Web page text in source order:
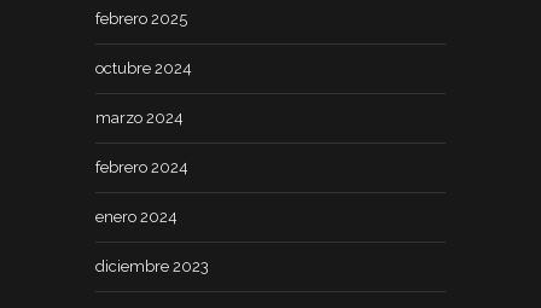
febrero 2025
octubre 2024
marzo 2024
febrero 2024
enero 2024
diciembre 2023